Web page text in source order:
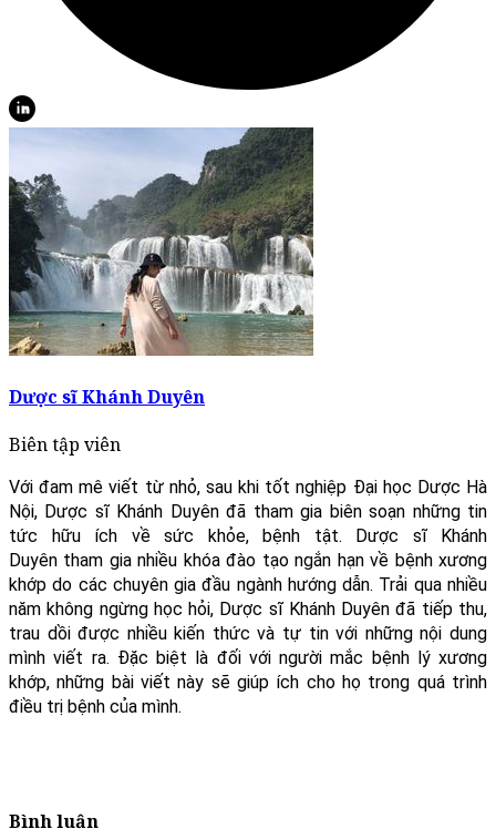
Dược sĩ Khánh Duyên
Biên tập viên
Với đam mê viết từ nhỏ, sau khi tốt nghiệp Đại học Dược Hà
Nội, Dược sĩ Khánh Duyên đã tham gia biên soạn những tin
tức hữu ích về sức khỏe, bệnh tật. Dược sĩ Khánh
Duyên tham gia nhiều khóa đào tạo ngắn hạn về bệnh xương
khớp do các chuyên gia đầu ngành hướng dẫn. Trải qua nhiều
năm không ngừng học hỏi, Dược sĩ Khánh Duyên đã tiếp thu,
trau dồi được nhiều kiến thức và tự tin với những nội dung
mình viết ra. Đặc biệt là đối với người mắc bệnh lý xương
khớp, những bài viết này sẽ giúp ích cho họ trong quá trình
điều trị bệnh của mình.
Bình luận